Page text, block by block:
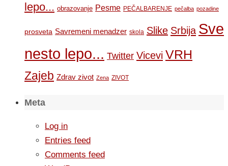
lepo... obrazovanje Pesme PEČALBARENJE pečalba pozadine
prosveta Savremeni menadzer skola Slike Srbija Sve
nesto lepo... Twitter Vicevi VRH
Zajeb Zdrav zivot Zena ZIVOT
Meta
Log in
Entries feed
Comments feed